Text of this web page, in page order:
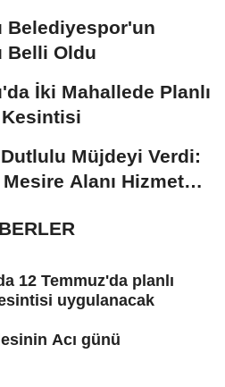
Belediyespor'un
Belli Oldu
İki Mahallede Planlı
Müjdeyi Verdi:
Mesire Alanı Hizmete
12 Temmuz'da planlı
uygulanacak
Acı günü